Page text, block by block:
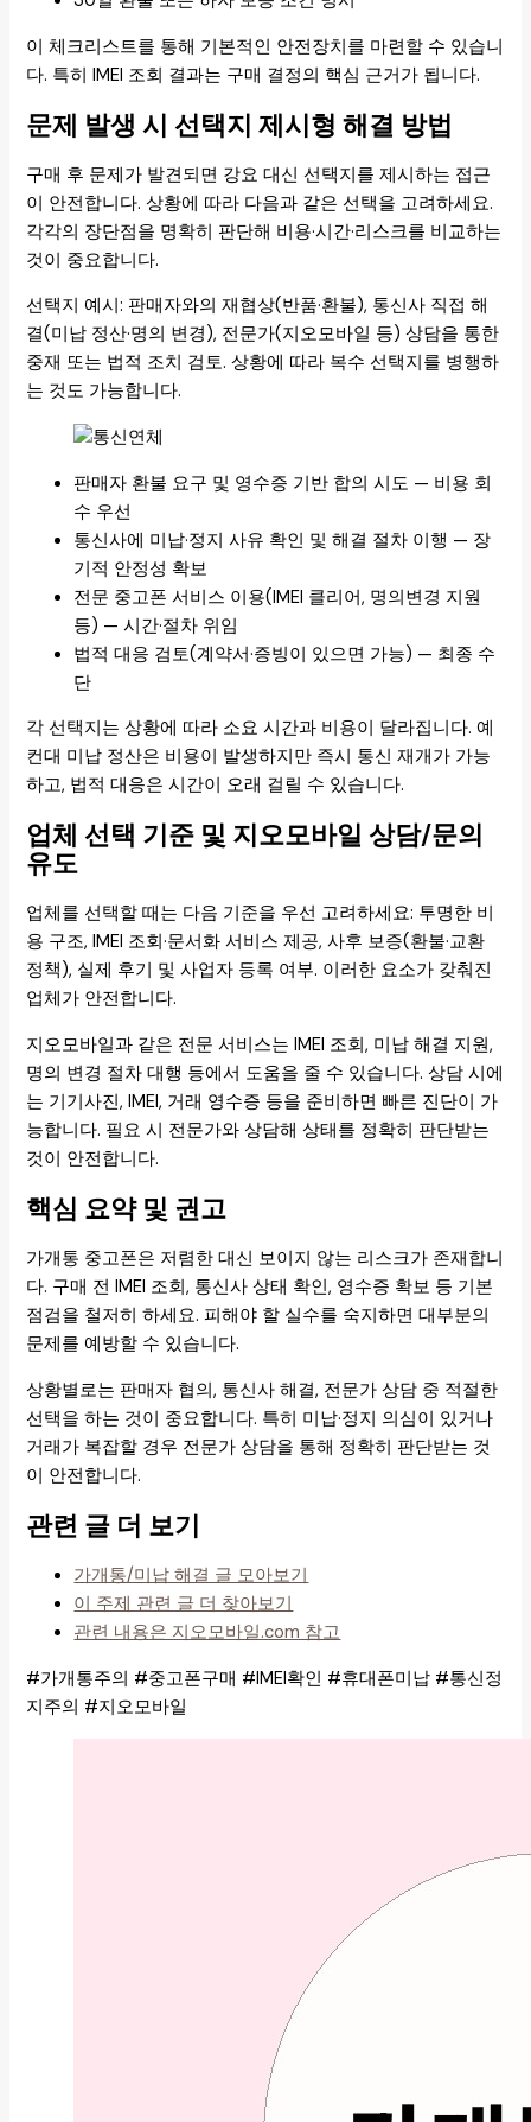
이 체크리스트를 통해 기본적인 안전장치를 마련할 수 있습니
다. 특히 IMEI 조회 결과는 구매 결정의 핵심 근거가 됩니다.
문제 발생 시 선택지 제시형 해결 방법
구매 후 문제가 발견되면 강요 대신 선택지를 제시하는 접근
이 안전합니다. 상황에 따라 다음과 같은 선택을 고려하세요.
각각의 장단점을 명확히 판단해 비용·시간·리스크를 비교하는
것이 중요합니다.
선택지 예시: 판매자와의 재협상(반품·환불), 통신사 직접 해
결(미납 정산·명의 변경), 전문가(지오모바일 등) 상담을 통한
중재 또는 법적 조치 검토. 상황에 따라 복수 선택지를 병행하
는 것도 가능합니다.
판매자 환불 요구 및 영수증 기반 합의 시도 — 비용 회
수 우선
통신사에 미납·정지 사유 확인 및 해결 절차 이행 — 장
기적 안정성 확보
전문 중고폰 서비스 이용(IMEI 클리어, 명의변경 지원
등) — 시간·절차 위임
법적 대응 검토(계약서·증빙이 있으면 가능) — 최종 수
단
각 선택지는 상황에 따라 소요 시간과 비용이 달라집니다. 예
컨대 미납 정산은 비용이 발생하지만 즉시 통신 재개가 가능
하고, 법적 대응은 시간이 오래 걸릴 수 있습니다.
업체 선택 기준 및 지오모바일 상담/문의
유도
업체를 선택할 때는 다음 기준을 우선 고려하세요: 투명한 비
용 구조, IMEI 조회·문서화 서비스 제공, 사후 보증(환불·교환
정책), 실제 후기 및 사업자 등록 여부. 이러한 요소가 갖춰진
업체가 안전합니다.
지오모바일과 같은 전문 서비스는 IMEI 조회, 미납 해결 지원,
명의 변경 절차 대행 등에서 도움을 줄 수 있습니다. 상담 시에
는 기기사진, IMEI, 거래 영수증 등을 준비하면 빠른 진단이 가
능합니다. 필요 시 전문가와 상담해 상태를 정확히 판단받는
것이 안전합니다.
핵심 요약 및 권고
가개통 중고폰은 저렴한 대신 보이지 않는 리스크가 존재합니
다. 구매 전 IMEI 조회, 통신사 상태 확인, 영수증 확보 등 기본
점검을 철저히 하세요. 피해야 할 실수를 숙지하면 대부분의
문제를 예방할 수 있습니다.
상황별로는 판매자 협의, 통신사 해결, 전문가 상담 중 적절한
선택을 하는 것이 중요합니다. 특히 미납·정지 의심이 있거나
거래가 복잡할 경우 전문가 상담을 통해 정확히 판단받는 것
이 안전합니다.
관련 글 더 보기
가개통/미납 해결 글 모아보기
이 주제 관련 글 더 찾아보기
관련 내용은 지오모바일.com 참고
#가개통주의 #중고폰구매 #IMEI확인 #휴대폰미납 #통신정
지주의 #지오모바일